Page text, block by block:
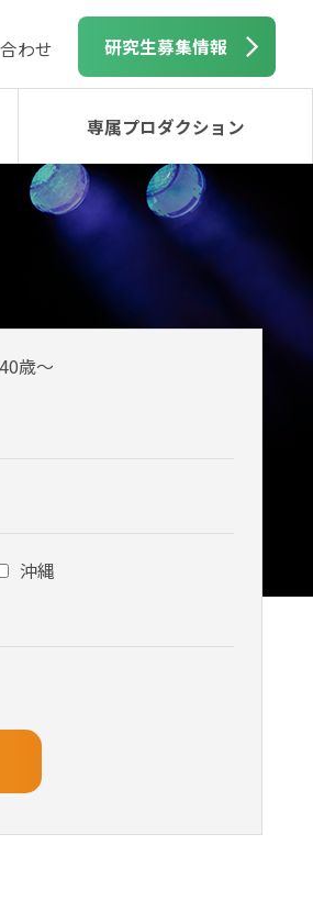
わせ 研究生募集情報
専属プロダクション
40歳～
沖縄